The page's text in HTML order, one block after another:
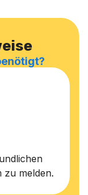
zu melden.